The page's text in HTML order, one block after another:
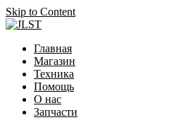
Skip to Content
Главная
Магазин
Техника
Помощь
О нас
Запчасти